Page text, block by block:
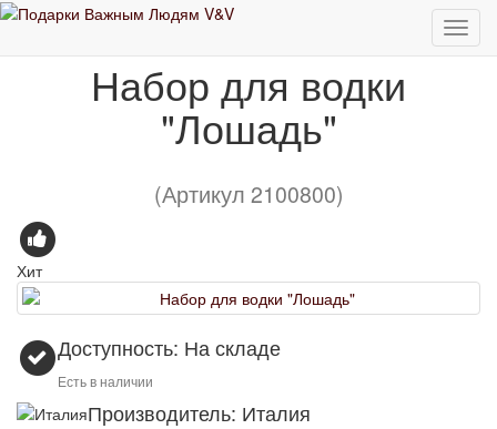
Европейские бренды Набор для водки "Лошадь"
Набор для водки
"Лошадь"
(Артикул 2100800)
Хит
Доступность: На складе
Есть в наличии
Производитель: Италия